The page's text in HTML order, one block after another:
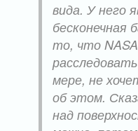
вида. У него
то, что
мере, не
об этом.
над